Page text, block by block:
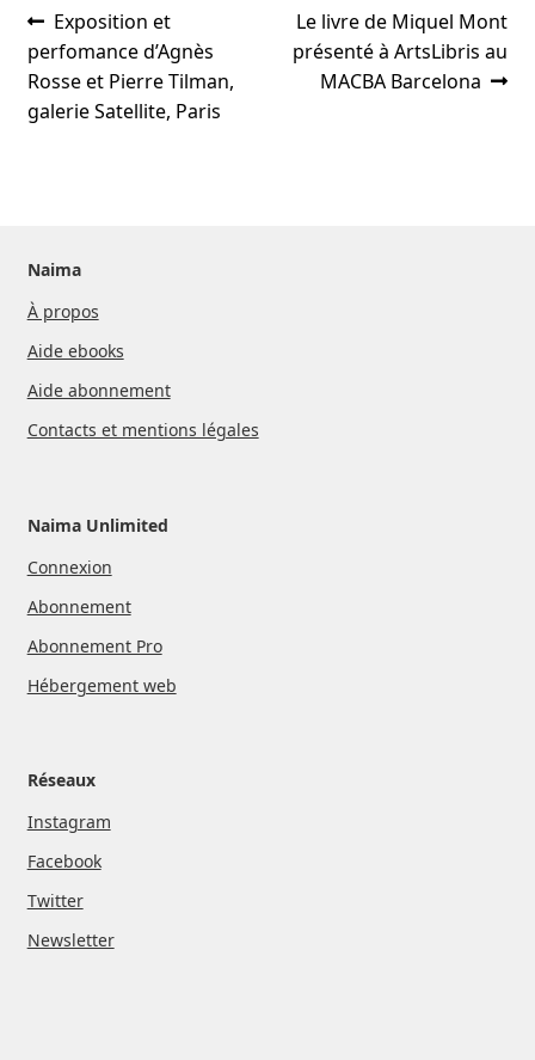
Navigation
de
l’article
Article
précédent :
Exposition et
perfomance d’Agnès
Rosse et Pierre Tilman,
galerie Satellite, Paris
Article
suivant :
Le livre de Miquel Mont
présenté à ArtsLibris au
MACBA Barcelona
Naima
À propos
Aide ebooks
Aide abonnement
Contacts et mentions légales
Naima Unlimited
Connexion
Abonnement
Abonnement Pro
Hébergement web
Réseaux
Instagram
Facebook
Twitter
Newsletter